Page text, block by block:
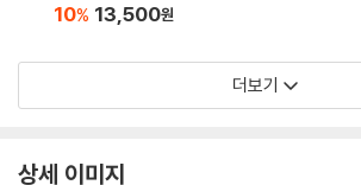
10% 13,500원
더보기
상세 이미지